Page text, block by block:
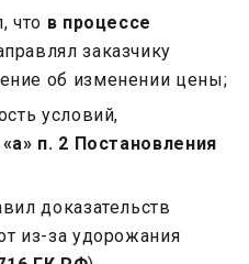
что в процессе
заказчику
об изменении цены;
условий,
п. 2 Постановления
доказательств
из-за удорожания